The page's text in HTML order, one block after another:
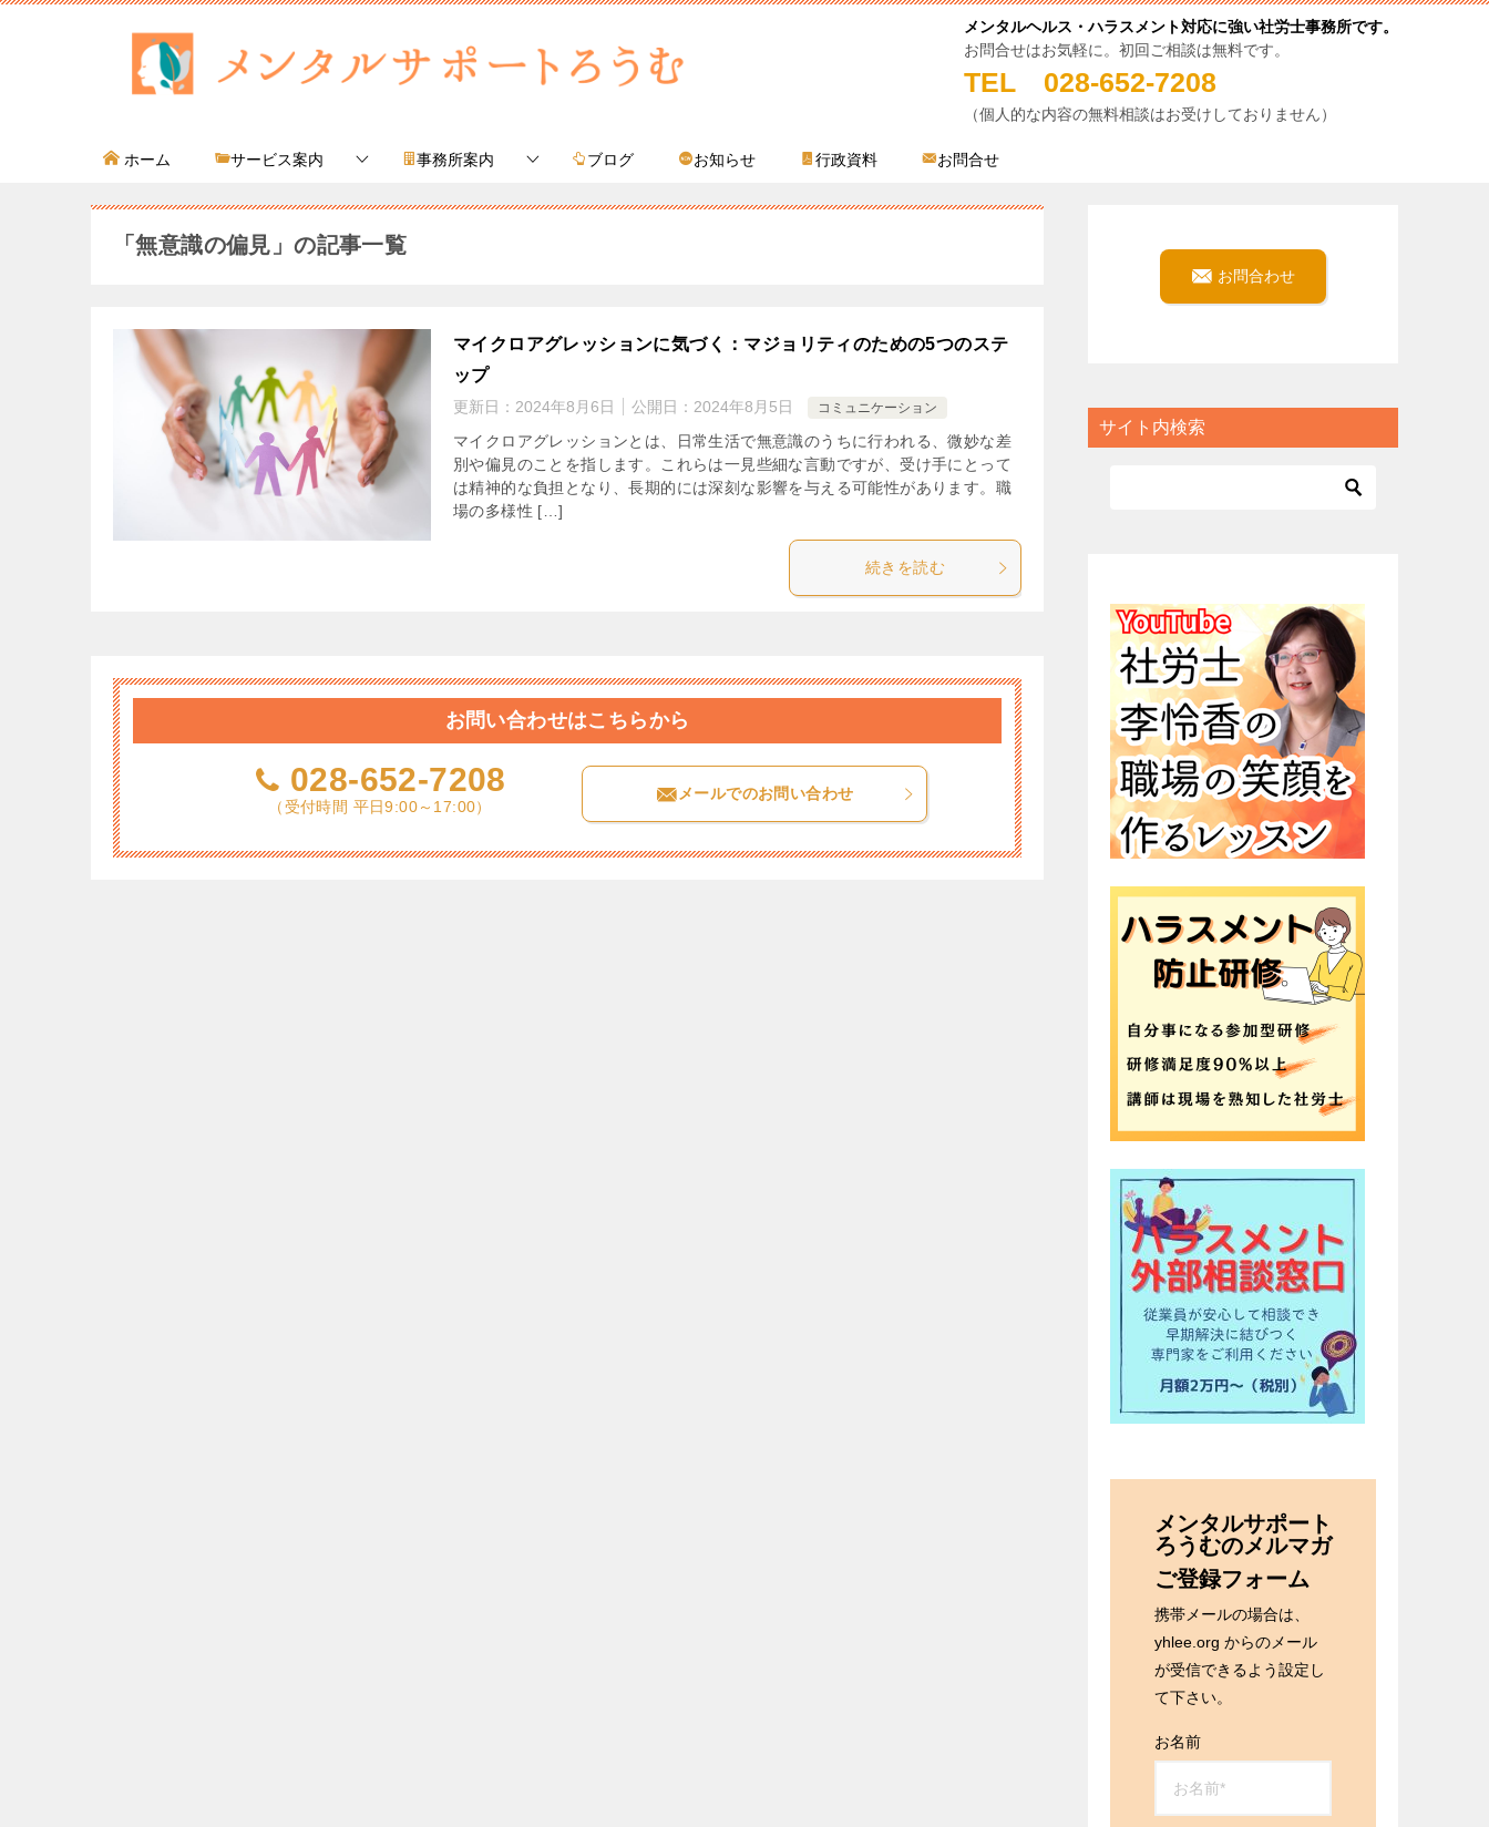
メンタルヘルス・ハラスメント対応に強い社労士事務所です。
お問合せはお気軽に。初回ご相談は無料です。
TEL 028-652-7208
（個人的な内容の無料相談はお受けしておりません）
ホーム サービス案内 事務所案内 ブログ お知らせ 行政資料 お問合せ
「無意識の偏見」の記事一覧
マイクロアグレッションに気づく：マジョリティのための5つのステ
ップ
更新日： 2024年8月6日 公開日： 2024年8月5日 コミュニケーション
マイクロアグレッションとは、日常生活で無意識のうちに行われる、微妙な差
別や偏見のことを指します。これらは一見些細な言動ですが、受け手にとって
は精神的な負担となり、長期的には深刻な影響を与える可能性があります。職
場の多様性 […]
続きを読む
お問い合わせはこちらから
028-652-7208
（受付時間 平日9:00～17:00）
メールでのお問い合わせ
お問合わせ
サイト内検索
メンタルサポート
ろうむのメルマガ
ご登録フォーム
携帯メールの場合は、
yhlee.org からのメール
が受信できるよう設定し
て下さい。
お名前